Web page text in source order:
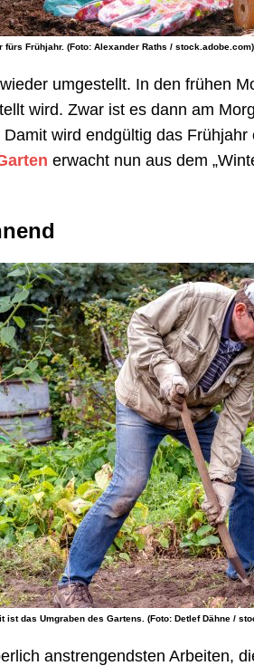
Frühjahr. (Foto: Alexander Raths / stock.adobe.com)
umgestellt. In den frühen
wird. Zwar ist es dann am
wird endgültig das
erwacht nun aus dem
ist das Umgraben des Gartens. (Foto: Detlef Dähne /
anstrengendsten Arbeiten,